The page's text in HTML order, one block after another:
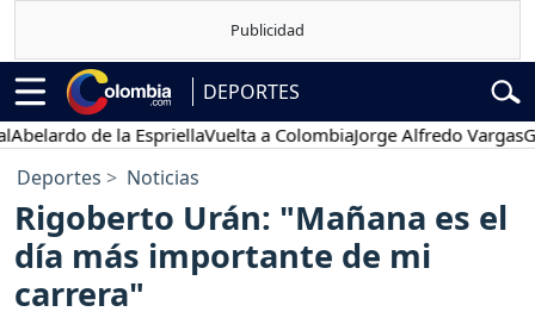
DEPORTES
de la EspriellaVuelta a ColombiaJorge Alfredo Vargas
Deportes Noticias
Rigoberto Urán: "Mañana es el
día más importante de mi
carrera"